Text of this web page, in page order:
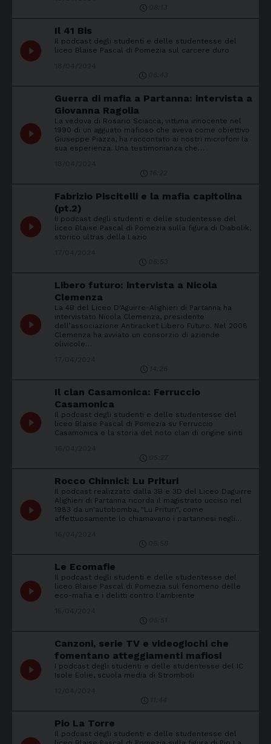
play_circle_filled
Il 41 Bis
Il podcast degli studenti e delle studentesse del
liceo Blaise Pascal di Pomezia sul carcere duro
play_circle_filled
Guerra di mafia a Partanna: intervista a
Giovanna Ragolia
La vedova di Rosario Sciacca, vittima innocente nel
1990 di un agguato mafioso che aveva come obiettivo
Giuseppe Piazza, ha raccontato ai nostri microfoni la
sua esperienza. Una testimonianza che…
play_circle_filled
Fabrizio Piscitelli e la mafia capitolina
(pt.2)
II podcast degli studenti e delle studentesse del
liceo Blaise Pascal di Pomezia sulla figura di Diabolik,
storico ultras della Lazio
play_circle_filled
Libero futuro: intervista a Nicola
Clemenza
La 4B del Liceo D'Aguirre-Alighieri di Partanna ha
intervistato Nicola Clemenza, presidente
dell’associazione Antiracket Libero Futuro. Nel 2008
Clemenza ha avviato un consorzio di aziende
olivicole…
play_circle_filled
Il clan Casamonica: Ferruccio
Casamonica
Il podcast degli studenti e delle studentesse del
liceo Blaise Pascal di Pomezia su Ferruccio
Casamonica e la storia del noto clan di origine sinti
play_circle_filled
Rocco Chinnici: Lu Prituri
Il podcast realizzato dalla 3B e 3D del Liceo Daguirre
Alighieri di Partanna ricorda il magistrato ucciso nel
1983 da un'autobomba, "Lu Prituri", come
affettuosamente lo chiamavano i partannesi negli…
play_circle_filled
Le Ecomafie
Il podcast degli studenti e delle studentesse del
liceo Blaise Pascal di Pomezia sul fenomeno delle
eco-mafia e i delitti contro l'ambiente
play_circle_filled
Canzoni, serie TV e videogiochi che
fomentano atteggiamenti mafiosi
I podcast degli studenti e delle studentesse del IC
Isole Eolie, scuola media di Stromboli
Pio La Torre
Il podcast degli studenti e delle studentesse del